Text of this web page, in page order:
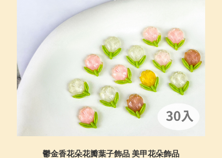
鬱金香花朵花瓣葉子飾品 美甲花朵飾品